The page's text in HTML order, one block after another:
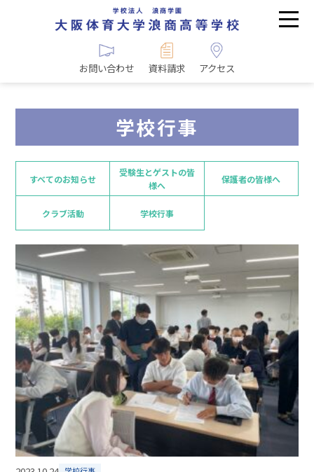
お問い合わせ 資料請求 アクセス
学校行事
すべてのお知らせ
受験生とゲストの皆
様へ
保護者の皆様へ
クラブ活動 学校行事